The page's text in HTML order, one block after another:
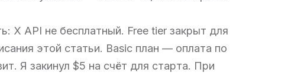
X API не бесплатный. Free tier закрыт для
этой статьи. Basic план — оплата по
Я закинул $5 на счёт для старта. При